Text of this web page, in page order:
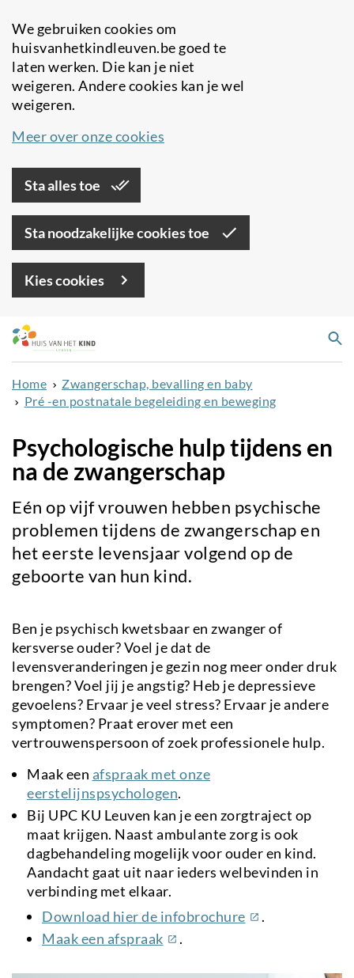
We gebruiken cookies om
huisvanhetkindleuven.be goed te
laten werken. Die kan je niet
weigeren. Andere cookies kan je wel
weigeren.
Meer over onze cookies
Sta alles toe
Sta noodzakelijke cookies toe
Kies cookies
Overslaan
en
naar
de
inhoud
Home
Zwangerschap, bevalling en baby
Pré -en postnatale begeleiding en beweging
Psychologische hulp tijdens en
na de zwangerschap
Eén op vijf vrouwen hebben psychische
problemen tijdens de zwangerschap en
het eerste levensjaar volgend op de
geboorte van hun kind.
Ben je psychisch kwetsbaar en zwanger of
kersverse ouder? Voel je dat de
levensveranderingen je gezin nog meer onder druk
brengen? Voel jij je angstig? Heb je depressieve
gevoelens? Ervaar je veel stress? Ervaar je andere
symptomen? Praat erover met een
vertrouwenspersoon of zoek professionele hulp.
Maak een afspraak met onze
eerstelijnspsychologen.
Bij UPC KU Leuven kan je een zorgtraject op
maat krijgen. Naast ambulante zorg is ook
dagbehandeling mogelijk voor ouder en kind.
Aandacht gaat uit naar ieders welbevinden in
verbinding met elkaar.
Download hier de infobrochure(externe
.
Maak een afspraak(externe
.